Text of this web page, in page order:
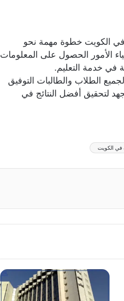
في الكويت خطوة مهمة نحو
الأمور الحصول على المعلومات
في خدمة التعليم.
الطلاب والطالبات التوفيق
لتحقيق أفضل النتائج في
في الكويت